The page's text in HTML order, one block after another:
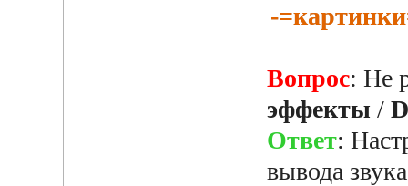
-
Вопрос: Не
эффекты /
Ответ:
вывода